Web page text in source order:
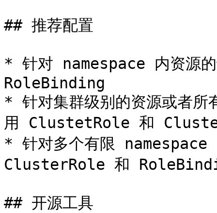
## 推荐配置
* 针对 namespace 内资源
RoleBinding
* 针对集群级别的资源或者
用 ClustetRole 和
* 针对多个有限 namespace
ClusterRole 和
## 开源工具